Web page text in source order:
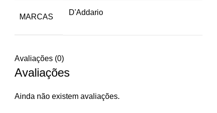
MARCAS
D'Addario
Avaliações (0)
Avaliações
Ainda não existem avaliações.